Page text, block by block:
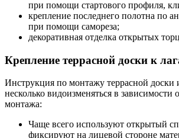
при помощи стартового профиля,
крепление последнего полотна по
при помощи самореза;
декоративная отделка открытых
Крепление террасной доски к
Инструкция по монтажу террасной
несколько видоизменяться в зависимости
монтажа:
Чаще всего используют открытый
фиксируют на лицевой стороне